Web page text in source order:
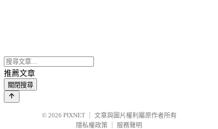
推薦文章
關閉搜尋
© 2026 PIXNET
文章與圖片權利屬原作者所有
隱私權政策
服務聲明